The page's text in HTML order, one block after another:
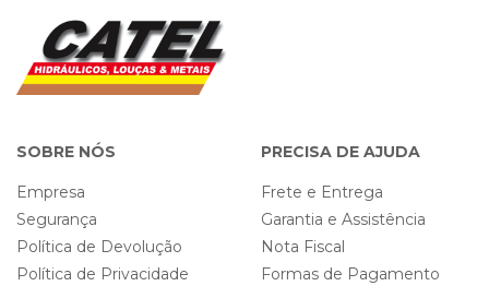
SOBRE NÓS
Empresa
Segurança
Política de Devolução
Política de Privacidade
PRECISA DE AJUDA
Frete e Entrega
Garantia e Assistência
Nota Fiscal
Formas de Pagamento